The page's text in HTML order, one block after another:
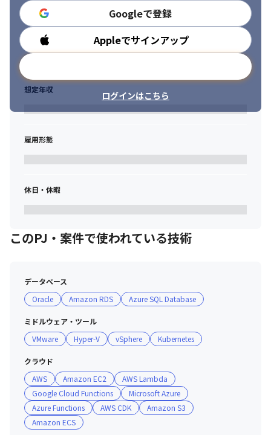
■やりたいを尊重する社風
上流やりたい、クラウドやりたい、フルスタックエンジニアに
なりたい。
エンジニアの成長がモットーの当社ではこれら全て実現可能で
す。
■1人1人の裁量が大きい
・自身のあるべき姿に向けて、挑戦いただける環境があります。
・意思決定が早く、スピード感のある働き方が可能です。
Googleで登録
Appleでサインアップ
ログインはこちら
勤務時間
想定年収
雇用形態
休日・休暇
このPJ・案件で使われている技術
データベース
Oracle
Amazon RDS Azure SQL Database
ミドルウェア・ツール
VMware
Hyper-V vSphere Kubernetes
クラウド
AWS
Amazon EC2
AWS Lambda
Google Cloud Functions
Microsoft Azure
Azure Functions
AWS CDK
Amazon S3
Amazon ECS